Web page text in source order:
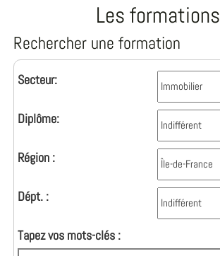
Les formations
Rechercher une formation
Secteur:
Diplôme:
Région :
Dépt. :
Tapez vos mots-clés :